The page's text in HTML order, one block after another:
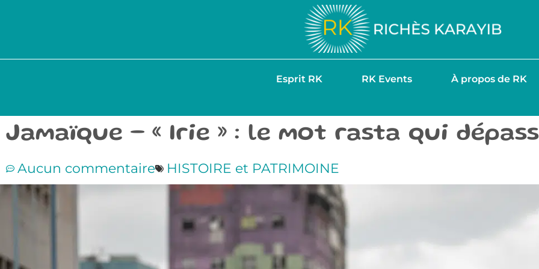
Esprit RK RK Events À propos de RK
Jamaïque – « Irie » : le mot rasta qui
Aucun commentaire HISTOIRE et PATRIMOINE